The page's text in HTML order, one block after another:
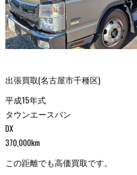
出張買取(名古屋市千種区)
平成15年式
タウンエースバン
DX
370,000km
この距離でも高価買取です。